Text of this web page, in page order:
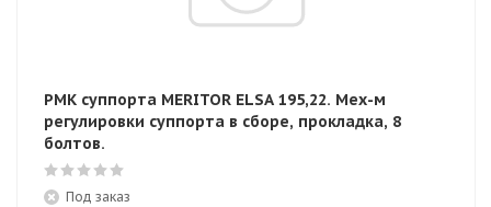
РМК суппорта MERITOR ELSA 195,22. Мех-м
регулировки суппорта в сборе, прокладка, 8
болтов.
Под заказ